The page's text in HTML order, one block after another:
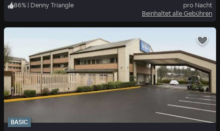
86% | Denny Triangle
pro Nacht
Beinhaltet alle Gebühren
BASIC